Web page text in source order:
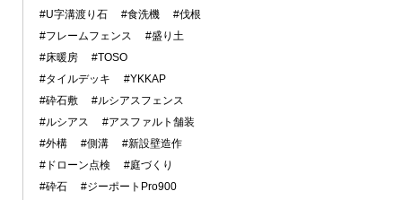
#U字溝渡り石
#食洗機
#伐根
#フレームフェンス
#盛り土
#床暖房
#TOSO
#タイルデッキ
#YKKAP
#砕石敷
#ルシアスフェンス
#ルシアス
#アスファルト舗装
#外構
#側溝
#新設壁造作
#ドローン点検
#庭づくり
#砕石
#ジーポートPro900